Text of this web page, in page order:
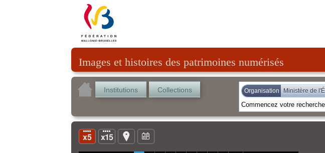
Images et histoires des patrimoines numérisés
Institutions Collections Organisation Ministère de